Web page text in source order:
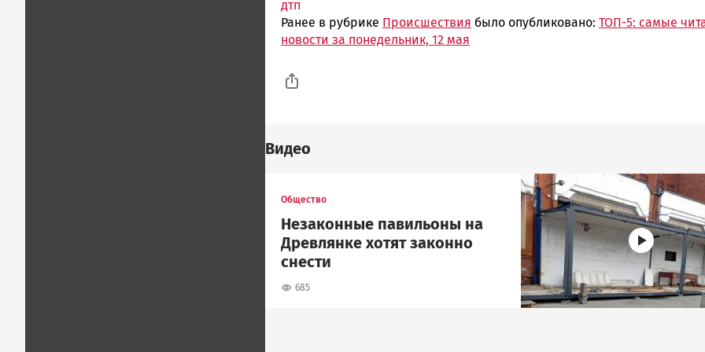
дтп
Ранее в рубрике Происшествия было опубликовано: ТОП-5: самые
новости за понедельник, 12 мая
Видео
Общество
Незаконные павильоны на
Древлянке хотят законно
снести
685
Image